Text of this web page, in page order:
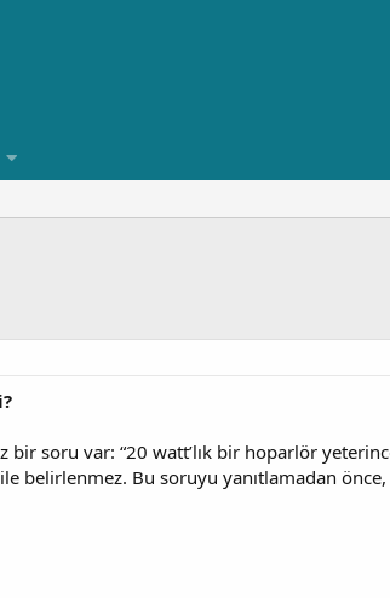
bir soru var: “20 watt’lık bir hoparlör
belirlenmez. Bu soruyu yanıtlamadan